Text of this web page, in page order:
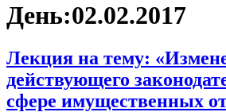
День:02.02.2017
Лекция на тему:
действующего
сфере имущественных